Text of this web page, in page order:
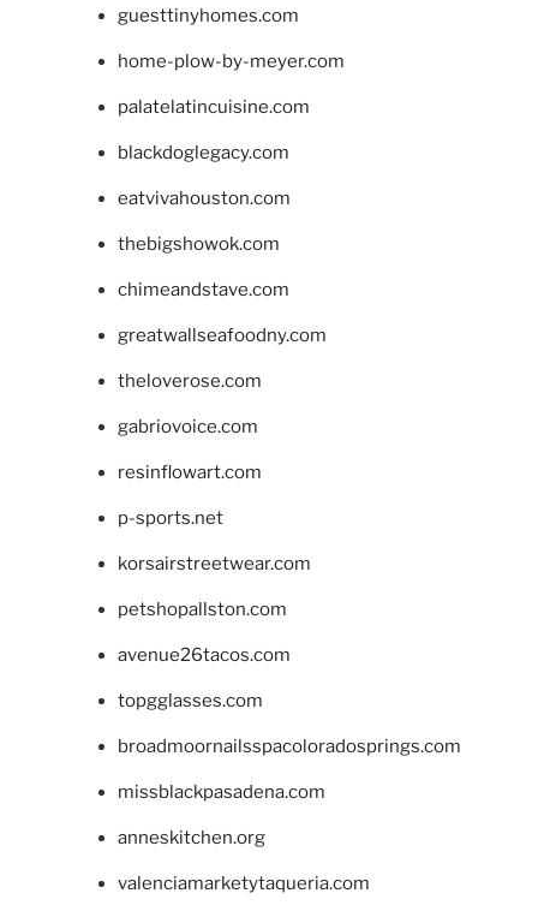
guesttinyhomes.com
home-plow-by-meyer.com
palatelatincuisine.com
blackdoglegacy.com
eatvivahouston.com
thebigshowok.com
chimeandstave.com
greatwallseafoodny.com
theloverose.com
gabriovoice.com
resinflowart.com
p-sports.net
korsairstreetwear.com
petshopallston.com
avenue26tacos.com
topgglasses.com
broadmoornailsspacoloradosprings.com
missblackpasadena.com
anneskitchen.org
valenciamarketytaqueria.com